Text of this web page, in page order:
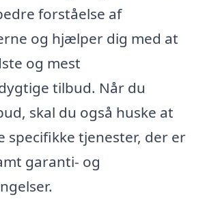
forståelse af
og hjælper dig med at
og mest
tilbud. Når du
skal du også huske at
specifikke tjenester, der er
garanti- og